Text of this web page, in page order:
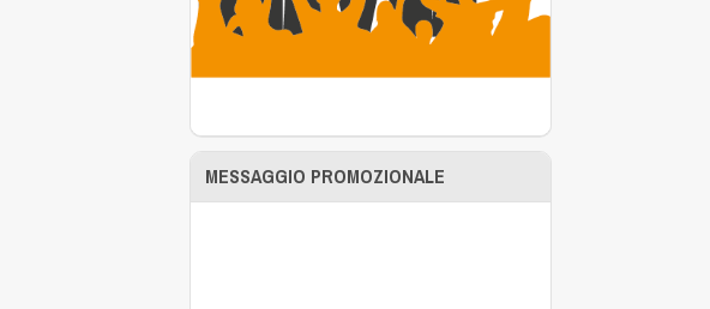
MESSAGGIO PROMOZIONALE